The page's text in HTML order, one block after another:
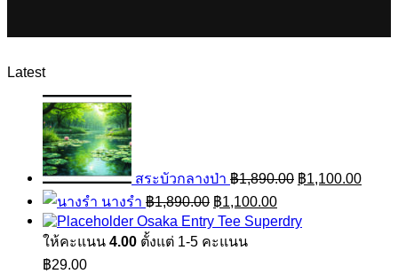
Latest
สระบัวกลางป่า ฿1,890.00 ฿1,100.00
นางรำ ฿1,890.00 Original
price
was:
฿1,890.00.
฿1,100.00Current
price
is:
Osaka Entry Tee Superdry
ให้คะแนน 4.00 ตั้งแต่ 1-5 คะแนน
฿29.00